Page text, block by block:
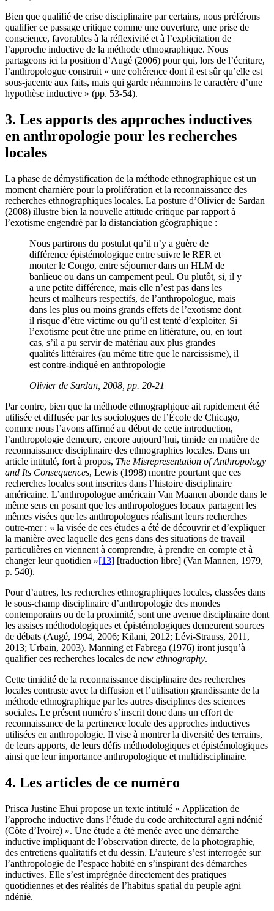
Bien que qualifié de crise disciplinaire par certains, nous préférons
qualifier ce passage critique comme une ouverture, une prise de
conscience, favorables à la réflexivité et à l’explicitation de
l’approche inductive de la méthode ethnographique. Nous
partageons ici la position d’Augé (2006) pour qui, lors de l’écriture,
l’anthropologue construit « une cohérence dont il est sûr qu’elle est
sous-jacente aux faits, mais qui garde néanmoins le caractère d’une
hypothèse inductive » (pp. 53-54).
3. Les apports des approches inductives
en anthropologie pour les recherches
locales
La phase de démystification de la méthode ethnographique est un
moment charnière pour la prolifération et la reconnaissance des
recherches ethnographiques locales. La posture d’Olivier de Sardan
(2008) illustre bien la nouvelle attitude critique par rapport à
l’exotisme engendré par la distanciation géographique :
Nous partirons du postulat qu’il n’y a guère de
différence épistémologique entre suivre le RER et
monter le Congo, entre séjourner dans un HLM de
banlieue ou dans un campement peul. Ou plutôt, si, il y
a une petite différence, mais elle n’est pas dans les
heurs et malheurs respectifs, de l’anthropologue, mais
dans les plus ou moins grands effets de l’exotisme dont
il risque d’être victime ou qu’il est tenté d’exploiter. Si
l’exotisme peut être une prime en littérature, ou, en tout
cas, s’il a pu servir de matériau aux plus grandes
qualités littéraires (au même titre que le narcissisme), il
est contre-indiqué en anthropologie
Olivier de Sardan, 2008, pp. 20-21
Par contre, bien que la méthode ethnographique ait rapidement été
utilisée et diffusée par les sociologues de l’École de Chicago,
comme nous l’avons affirmé au début de cette introduction,
l’anthropologie demeure, encore aujourd’hui, timide en matière de
reconnaissance disciplinaire des ethnographies locales. Dans un
article intitulé, fort à propos, The Misrepresentation of Anthropology
and Its Consequences, Lewis (1998) montre pourtant que ces
recherches locales sont inscrites dans l’histoire disciplinaire
américaine. L’anthropologue américain Van Maanen abonde dans le
même sens en posant que les anthropologues locaux partagent les
mêmes visées que les anthropologues réalisant leurs recherches
outre-mer : « la visée de ces études a été de découvrir et d’expliquer
la manière avec laquelle des gens dans des situations de travail
particulières en viennent à comprendre, à prendre en compte et à
changer leur quotidien »[13] [traduction libre] (Van Mannen, 1979,
p. 540).
Pour d’autres, les recherches ethnographiques locales, classées dans
le sous-champ disciplinaire d’anthropologie des mondes
contemporains ou de la proximité, sont une avenue disciplinaire dont
les assises méthodologiques et épistémologiques demeurent sources
de débats (Augé, 1994, 2006; Kilani, 2012; Lévi-Strauss, 2011,
2013; Urbain, 2003). Manning et Fabrega (1976) iront jusqu’à
qualifier ces recherches locales de new ethnography.
Cette timidité de la reconnaissance disciplinaire des recherches
locales contraste avec la diffusion et l’utilisation grandissante de la
méthode ethnographique par les autres disciplines des sciences
sociales. Le présent numéro s’inscrit donc dans un effort de
reconnaissance de la pertinence locale des approches inductives
utilisées en anthropologie. Il vise à montrer la diversité des terrains,
de leurs apports, de leurs défis méthodologiques et épistémologiques
ainsi que leur importance anthropologique et multidisciplinaire.
4. Les articles de ce numéro
Prisca Justine Ehui propose un texte intitulé « Application de
l’approche inductive dans l’étude du code architectural agni ndénié
(Côte d’Ivoire) ». Une étude a été menée avec une démarche
inductive impliquant de l’observation directe, de la photographie,
des entretiens qualitatifs et du dessin. L’auteure s’est interrogée sur
l’anthropologie de l’espace habité en s’inspirant des démarches
inductives. Elle s’est imprégnée directement des pratiques
quotidiennes et des réalités de l’habitus spatial du peuple agni
ndénié.